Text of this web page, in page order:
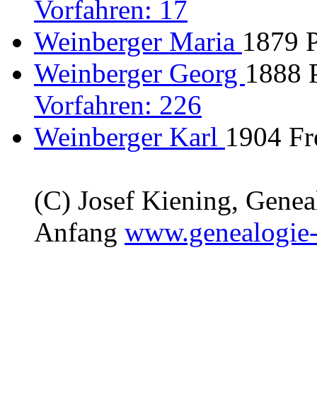
Vorfahren: 17
Weinberger Maria 1879
Weinberger Georg 1888
Vorfahren: 226
Weinberger Karl 1904
(C) Josef Kiening,
Anfang